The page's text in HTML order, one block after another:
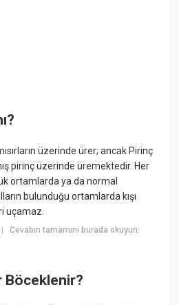
üzerinde ürer; ancak Pirinç
pirinç üzerinde üremektedir. Her
ortamlarda ya da normal
bulunduğu ortamlarda kışı
uçamaz.
|Cevabın tamamını burada okuyun:
Böceklenir?